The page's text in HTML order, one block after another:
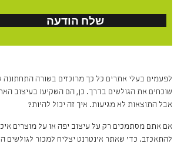
לפעמים בעלי אתרים כל כך מרוכזים בשורה
שוכחים את הגולשים בדרך. כן, הם השקיעו בעיצוב
אבל התוצאות לא מגיעות. איך זה יכול להיות?
אם אתם מסתמכים רק על עיצוב יפה או על מוצרים
להתאכזב. כדי שאתר אינטרנט יצליח למכור לגולשים